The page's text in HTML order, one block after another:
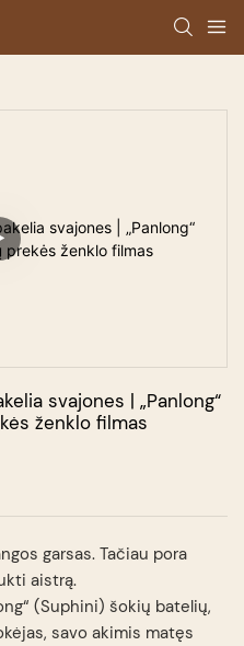
svajones | „Panlong“
ženklo filmas
garsas. Tačiau pora
aistrą.
(Suphini) šokių batelių,
savo akimis matęs